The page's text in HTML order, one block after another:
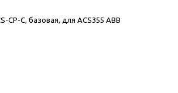
CP-C, базовая, для ACS355 ABB